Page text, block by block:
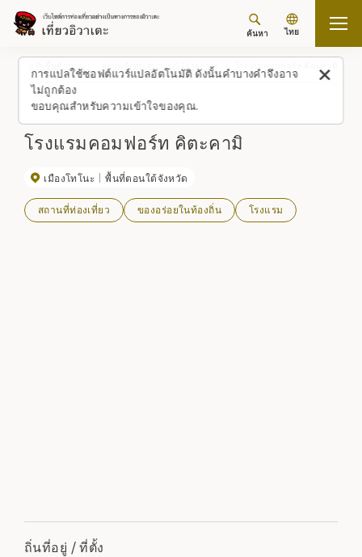
การแปลใช้ซอฟต์แวร์แปลอัตโนมัติ ดังนั้นคำบางคำจึงอาจ
ไม่ถูกต้อง
ขอบคุณสำหรับความเข้าใจของคุณ.
ค้นหา ไทย
กลับขึ้นด้านบน สถานที่/ประสบการณ์ (รายการ)
โรงแรมคอมฟอร์ท คิตะคามิ
เมืองโทโนะ พื้นที่ตอนใต้จังหวัด
สถานที่ท่องเที่ยว ของอร่อยในท้องถิ่น โรงแรม
ถิ่นที่อยู่ / ที่ตั้ง